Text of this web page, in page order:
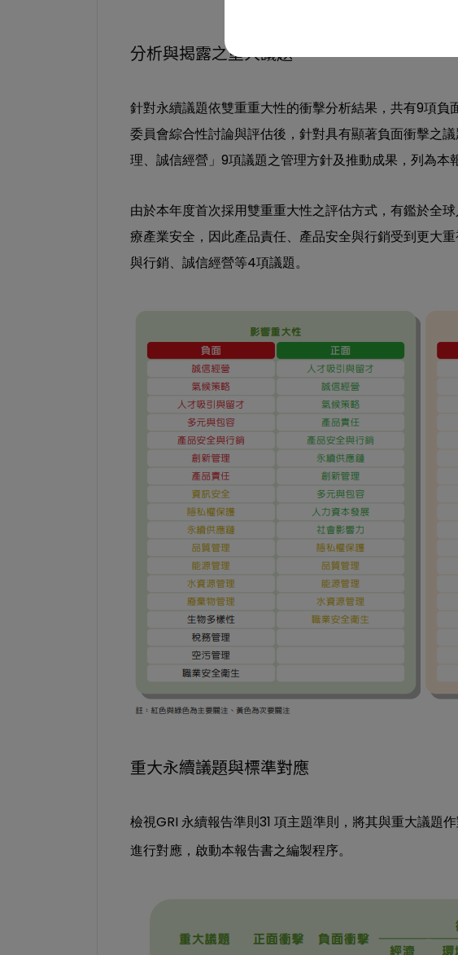
分析與揭露之重大議題
針對永續議題依雙重重大性的衝擊分析結果，共有9項負
委員會綜合性討論與評估後，針對具有顯著負面衝擊之
理、誠信經營」 9項議題之管理方針及推動成果，列為本
由於本年度首次採用雙重重大性之評估方式，有鑑於全
療產業安全，因此產品責任、產品安全與行銷受到更大
與行銷、誠信經營等4項議題。
重大永續議題與標準對應
檢視GRI 永續報告準則 31 項主題準則，將其與重大議題
進行對應，啟動本報告書之編製程序。